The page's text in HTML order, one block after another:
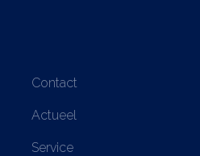
Contact
Actueel
Service